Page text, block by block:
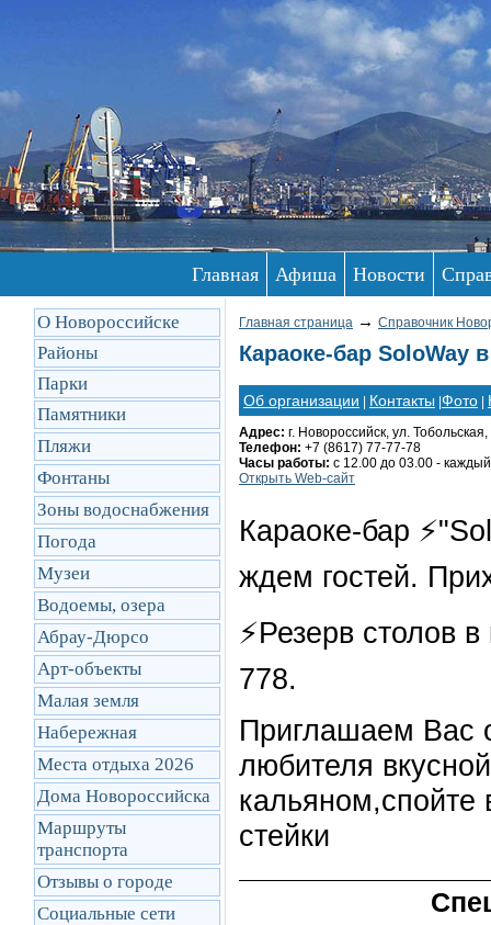
Главная Афиша Новости
О Новороссийске
Районы
Парки
Памятники
Пляжи
Фонтаны
Зоны водоснабжения
Погода
Музеи
Водоемы, озера
Абрау-Дюрсо
Арт-объекты
Малая земля
Набережная
Места отдыха 2026
Дома Новороссийска
Маршруты
транcпорта
Отзывы о городе
Социальные сети
Главная страница → Справочник
Караоке-бар SoloWay
Об организации Контакты Фото
Адрес: г. Новороссийск, ул. Тобольская,
Телефон: +7 (8617) 77-77-78
Часы работы: с 12.00 до 03.00 -
Открыть Web-сайт
Караоке-бар
ждем гостей.
⚡Резерв столов
778.
Приглашаем Вас
любителя
кальяном,спойте
стейки